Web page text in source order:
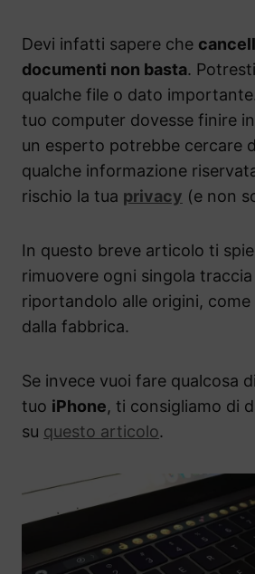
Devi infatti sapere che
documenti non basta.
qualche file o dato
tuo computer dovesse finire
un esperto potrebbe cercare
qualche informazione
rischio la tua privacy (e non
In questo breve articolo ti
rimuovere ogni singola
riportandolo alle origini,
dalla fabbrica.
Se invece vuoi fare qualcosa
tuo iPhone, ti consigliamo di
su questo articolo.